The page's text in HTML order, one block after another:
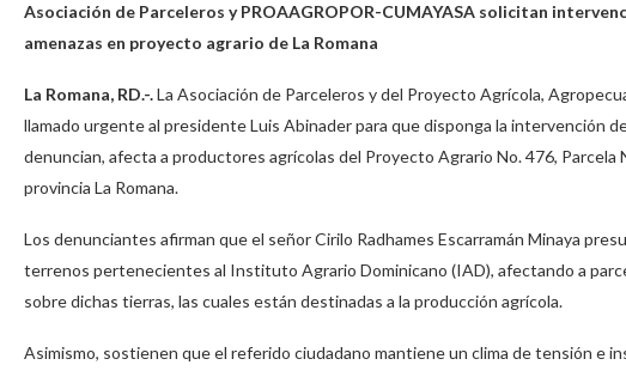
Asociación de Parceleros y PROAAGROPOR-CUMAYASA solicitan
amenazas en proyecto agrario de La Romana
La Romana, RD.-.La Asociación de Parceleros y del Proyecto Agrícola,
llamado urgente al presidente Luis Abinader para que disponga la intervención
denuncian, afecta a productores agrícolas del Proyecto Agrario No. 476, Parcela
provincia La Romana.
Los denunciantes afirman que el señor Cirilo Radhames Escarramán Minaya
terrenos pertenecientes al Instituto Agrario Dominicano (IAD), afectando a
sobre dichas tierras, las cuales están destinadas a la producción agrícola.
Asimismo, sostienen que el referido ciudadano mantiene un clima de tensión e